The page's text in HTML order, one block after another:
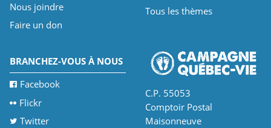
Nous joindre
Faire un don
Tous les thèmes
BRANCHEZ-VOUS À NOUS
Facebook
Flickr
Twitter
C.P. 55053
Comptoir Postal
Maisonneuve